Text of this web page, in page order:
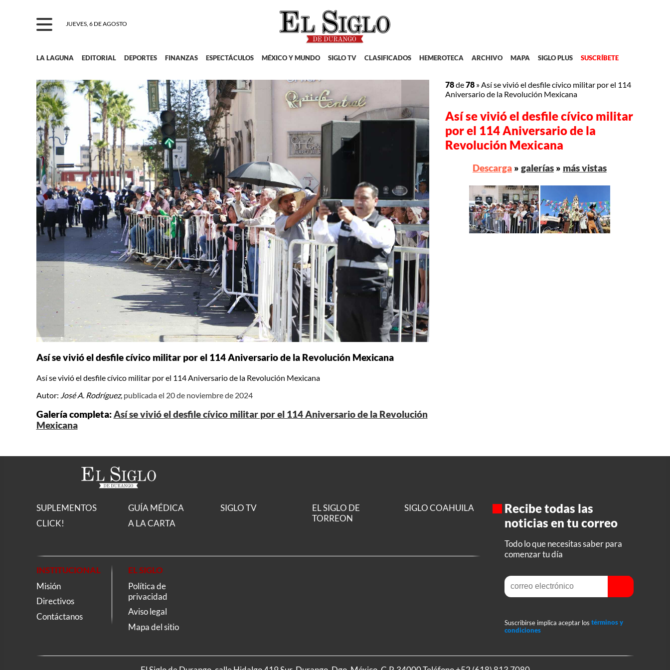
JUEVES, 6 DE AGOSTO
LA LAGUNA EDITORIAL DEPORTES FINANZAS ESPECTÁCULOS MÉXICO Y MUNDO SIGLO TV CLASIFICADOS HEMEROTECA ARCHIVO MAPA SIGLO PLUS SUSCRÍBETE
Así se vivió el desfile cívico militar por el 114 Aniversario de la Revolución Mexicana
Así se vivió el desfile cívico militar por el 114 Aniversario de la Revolución Mexicana
Autor: José A. Rodríguez, publicada el 20 de noviembre de 2024
Galería completa:Así se vivió el desfile cívico militar por el 114 Aniversario de la Revolución
Mexicana
78de78 »Así se vivió el desfile cívico militar por el 114
Aniversario de la Revolución Mexicana
Así se vivió el desfile cívico militar
por el 114 Aniversario de la
Revolución Mexicana
Descarga» galerías» más vistas
SUPLEMENTOS
CLICK!
GUÍA MÉDICA
A LA CARTA
SIGLO TV
EL SIGLO DE
TORREON
SIGLO COAHUILA
INSTITUCIONAL
Misión
Directivos
Contáctanos
EL SIGLO
Política de
privacidad
Aviso legal
Mapa del sitio
Recibe todas las
noticias en tu correo
Todo lo que necesitas saber para
comenzar tu día
Suscribirse implica aceptar los términos y
condiciones